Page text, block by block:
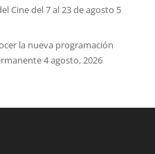
Cine del 7 al 23 de agosto 5
la nueva programación
4 agosto, 2026